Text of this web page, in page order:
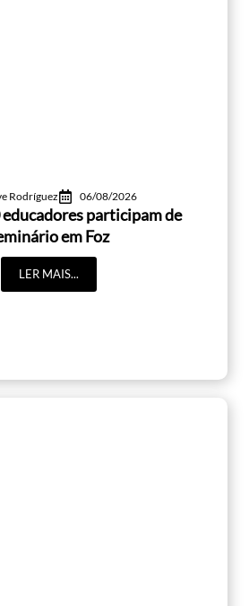
Rodríguez 06/08/2026
participam de
em Foz
LER MAIS...